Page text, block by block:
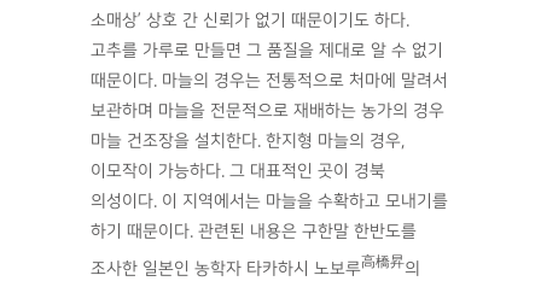
소매상’ 상호 간 신뢰가 없기 때문이기도 하다.
고추를 가루로 만들면 그 품질을 제대로 알 수 없기
때문이다. 마늘의 경우는 전통적으로 처마에 말려서
보관하며 마늘을 전문적으로 재배하는 농가의 경우
마늘 건조장을 설치한다. 한지형 마늘의 경우,
이모작이 가능하다. 그 대표적인 곳이 경북
의성이다. 이 지역에서는 마늘을 수확하고 모내기를
하기 때문이다. 관련된 내용은 구한말 한반도를
조사한 일본인 농학자 타카하시 노보루高橋昇의